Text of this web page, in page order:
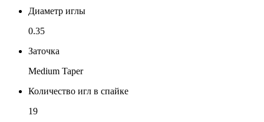
Диаметр иглы
0.35
Заточка
Medium Taper
Количество игл в спайке
19